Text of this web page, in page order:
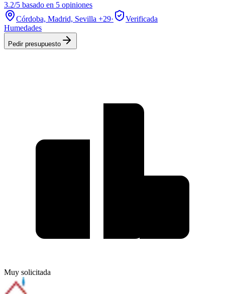
3.2/5 basado en 5 opiniones
Córdoba, Madrid, Sevilla +29·
Verificada
Humedades
Pedir presupuesto
Muy solicitada